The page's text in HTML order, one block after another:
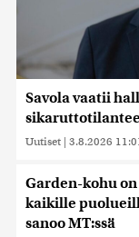
Savola vaatii
Uutiset | 3.8.2026
Garden-kohu
kaikille
sanoo MT:ssä